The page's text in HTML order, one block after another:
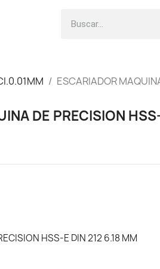
ESCARIADOR
DE PRECISION
HSS-E DIN 212 6.18 MM